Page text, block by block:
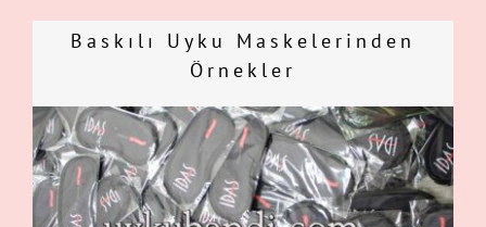
Baskılı Uyku Maskelerinden
Örnekler